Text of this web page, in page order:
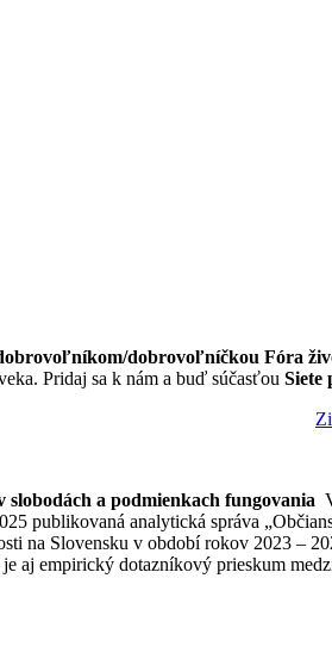
dobrovoľníčkou Fóra
Pridaj sa k nám a buď súčasťou Siete
slobodách a podmienkach fungovania
publikovaná analytická správa
na Slovensku v období rokov 2023 –
aj empirický dotazníkový prieskum